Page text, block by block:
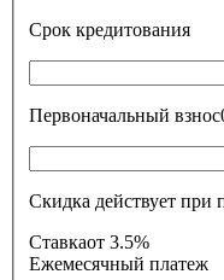
Срок кредитования
Первоначальный взнос
Скидка действует при
Ставкаот 3.5%
Ежемесячный платеж